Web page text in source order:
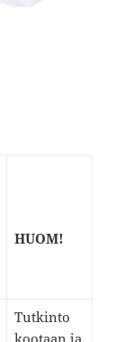
HUOM!
Tutkinto
kootaan ja